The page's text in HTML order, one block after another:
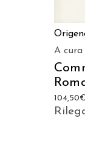
A cura
104,50€